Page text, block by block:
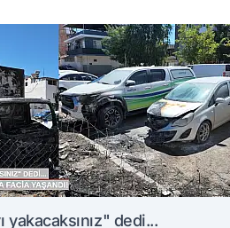
yakacaksınız" dedi...